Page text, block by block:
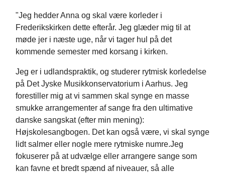
"Jeg hedder Anna og skal være korleder i
Frederikskirken dette efterår. Jeg glæder mig til at
møde jer i næste uge, når vi tager hul på det
kommende semester med korsang i kirken.
Jeg er i udlandspraktik, og studerer rytmisk korledelse
på Det Jyske Musikkonservatorium i Aarhus. Jeg
forestiller mig at vi sammen skal synge en masse
smukke arrangementer af sange fra den ultimative
danske sangskat (efter min mening):
Højskolesangbogen. Det kan også være, vi skal synge
lidt salmer eller nogle mere rytmiske numre.Jeg
fokuserer på at udvælge eller arrangere sange som
kan favne et bredt spænd af niveauer, så alle